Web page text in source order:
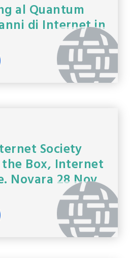
al Quantum
di Internet in
Society
Box, Internet
Novara 28 Nov